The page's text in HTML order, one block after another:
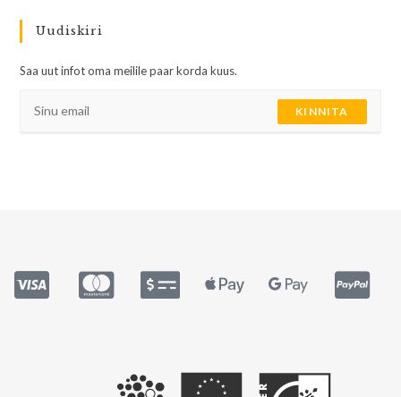
Uudiskiri
Saa uut infot oma meilile paar korda kuus.
KINNITA